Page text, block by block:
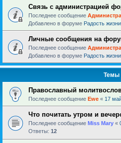
Связь с администрацией
Последнее сообщение
Добавлено в форуме Радость жизни
Личные сообщения на
Последнее сообщение
Добавлено в форуме Радость жизни
Темы
Православный
Последнее сообщение Ewe « 17
Что почитать утром и
Последнее сообщение Miss Mary «
Ответы: 12